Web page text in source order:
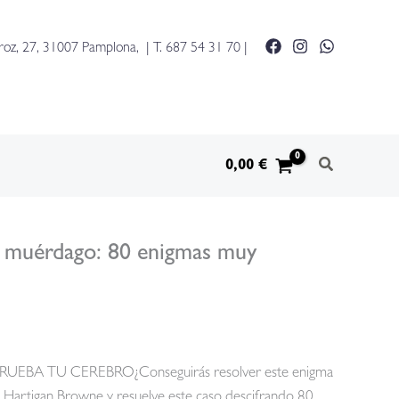
27, 31007 Pamplona, | T. 687 54 31 70
0,00€
80 enigmas muy
TU CEREBRO¿Conseguirás resolver este enigma